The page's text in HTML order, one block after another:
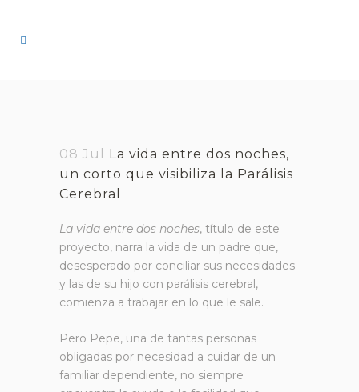
08 Jul
La vida entre dos noches,
un corto que visibiliza la Parálisis
Cerebral
La vida entre dos noches, título de este
proyecto, narra la vida de un padre que,
desesperado por conciliar sus necesidades
y las de su hijo con parálisis cerebral,
comienza a trabajar en lo que le sale.
Pero Pepe, una de tantas personas
obligadas por necesidad a cuidar de un
familiar dependiente, no siempre